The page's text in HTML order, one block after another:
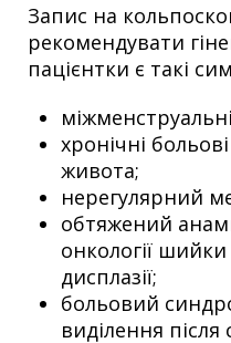
Запис на
рекомендувати
пацієнтки є такі
хронічні
живота;
нерегулярний
обтяжений
онкології шийки
дисплазії;
больовий
виділення після